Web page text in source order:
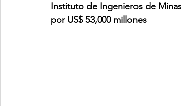
Instituto de Ingenieros de
por US$ 53,000 millones